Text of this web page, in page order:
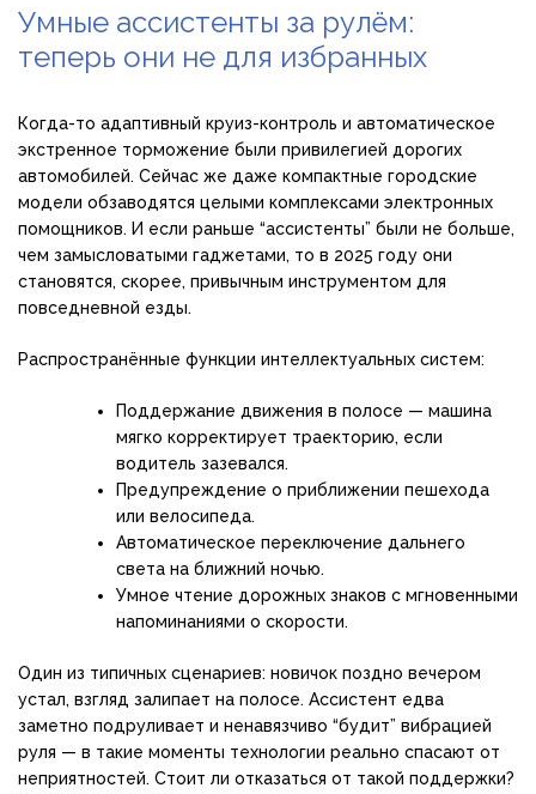
Умные ассистенты за рулём:
теперь они не для избранных
Когда-то адаптивный круиз-контроль и автоматическое
экстренное торможение были привилегией дорогих
автомобилей. Сейчас же даже компактные городские
модели обзаводятся целыми комплексами электронных
помощников. И если раньше “ассистенты” были не больше,
чем замысловатыми гаджетами, то в 2025 году они
становятся, скорее, привычным инструментом для
повседневной езды.
Распространённые функции интеллектуальных систем:
Поддержание движения в полосе — машина
мягко корректирует траекторию, если
водитель зазевался.
Предупреждение о приближении пешехода
или велосипеда.
Автоматическое переключение дальнего
света на ближний ночью.
Умное чтение дорожных знаков с мгновенными
напоминаниями о скорости.
Один из типичных сценариев: новичок поздно вечером
устал, взгляд залипает на полосе. Ассистент едва
заметно подруливает и ненавязчиво “будит” вибрацией
руля — в такие моменты технологии реально спасают от
неприятностей. Стоит ли отказаться от такой поддержки?